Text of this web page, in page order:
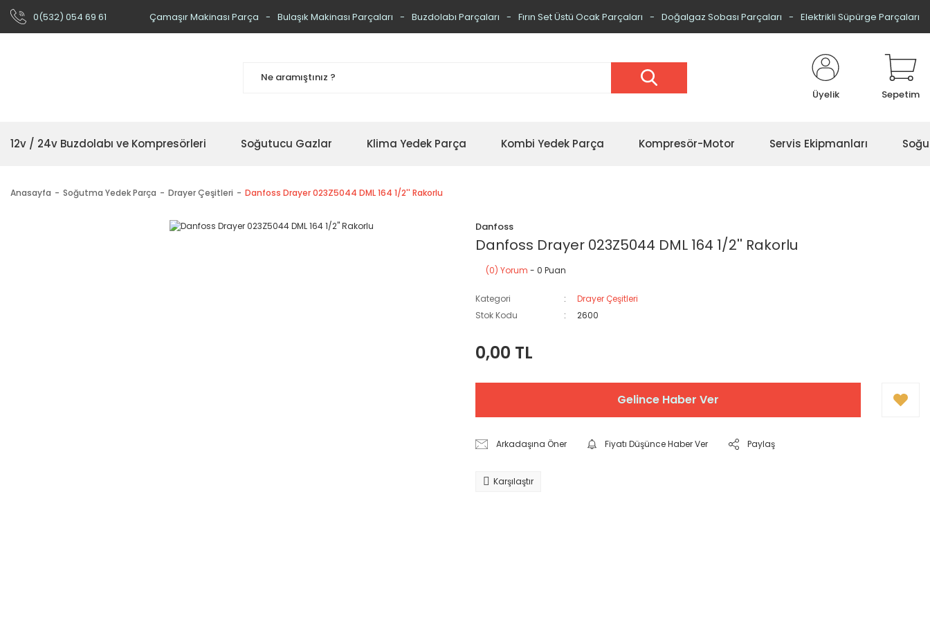
0(532) 054 69 61 Çamaşır Makinası Parça Bulaşık Makinası Parçaları Buzdolabı Parçaları Fırın Set Üstü Ocak Parçaları Doğalgaz Sobası Parçaları Elektrikli Süpürge Parçaları
Üyelik Sepetim
12v / 24v Buzdolabı ve Kompresörleri Soğutucu Gazlar Klima Yedek Parça Kombi Yedek Parça Kompresör-Motor Servis Ekipmanları
Anasayfa Soğutma Yedek Parça Drayer Çeşitleri Danfoss Drayer 023Z5044 DML 164 1/2'' Rakorlu
Danfoss
Danfoss Drayer 023Z5044 DML 164 1/2'' Rakorlu
(0) Yorum - 0 Puan
Kategori
Drayer Çeşitleri
Stok Kodu
2600
0,00 TL
Gelince Haber Ver
Arkadaşına Öner Fiyatı Düşünce Haber Ver Paylaş
Karşılaştır